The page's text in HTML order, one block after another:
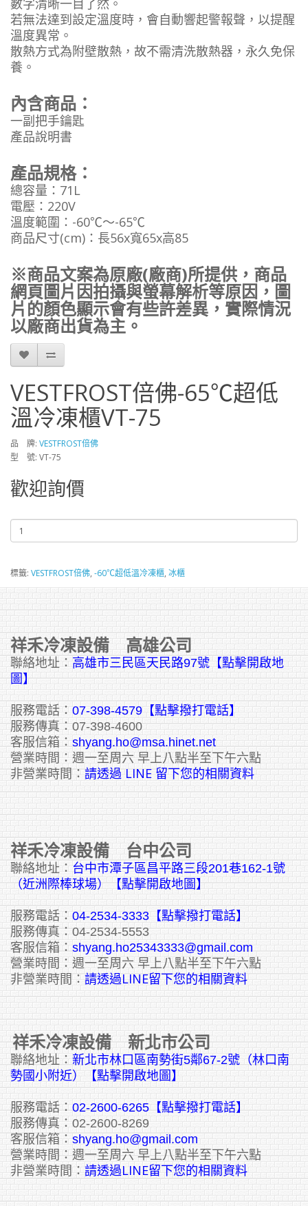
數字清晰一目了然。
若無法達到設定溫度時，會自動響起警報聲，以提醒
溫度異常。
散熱方式為附壁散熱，故不需清洗散熱器，永久免保
養。
內含商品：
一副把手鑰匙
產品說明書
產品規格：
總容量：71L
電壓：220V
溫度範圍：-60℃～-65℃
商品尺寸(cm)：長56x寬65x高85
※商品文案為原廠(廠商)所提供，商品
網頁圖片因拍攝與螢幕解析等原因，圖
片的顏色顯示會有些許差異，實際情況
以廠商出貨為主。
VESTFROST倍佛-65℃超低
溫冷凍櫃VT-75
品 牌: VESTFROST倍佛
型 號: VT-75
歡迎詢價
標籤: VESTFROST倍佛, -60℃超低溫冷凍櫃, 冰櫃
祥禾冷凍設備 高雄公司
聯絡地址： 高雄市三民區天民路97號【點擊開啟地
圖】
服務電話： 07-398-4579【點擊撥打電話】
服務傳真：07-398-4600
客服信箱： shyang.ho@msa.hinet.net
營業時間：週一至周六 早上八點半至下午六點
非營業時間： 請透過 LINE 留下您的相關資料
祥禾冷凍設備 台中公司
聯絡地址： 台中市潭子區昌平路三段201巷162-1號
（近洲際棒球場）【點擊開啟地圖】
服務電話： 04-2534-3333 【點擊撥打電話】
服務傳真：04-2534-5553
客服信箱： shyang.ho25343333@gmail.com
營業時間：週一至周六 早上八點半至下午六點
非營業時間： 請透過LINE留下您的相關資料
祥禾冷凍設備 新北市公司
聯絡地址： 新北市林口區南勢街5鄰67-2號（林口南
勢國小附近）【點擊開啟地圖】
服務電話： 02-2600-6265 【點擊撥打電話】
服務傳真：02-2600-8269
客服信箱： shyang.ho@gmail.com
營業時間：週一至周六 早上八點半至下午六點
非營業時間： 請透過LINE留下您的相關資料